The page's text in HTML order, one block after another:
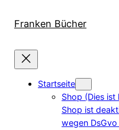
zum
wechseln
Franken Bücher
Startseite
Shop (Dies ist
Shop ist
wegen